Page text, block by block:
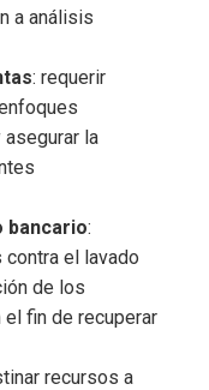
a análisis
: requerir
la
bancario:
el lavado
de los
fin de recuperar
recursos a